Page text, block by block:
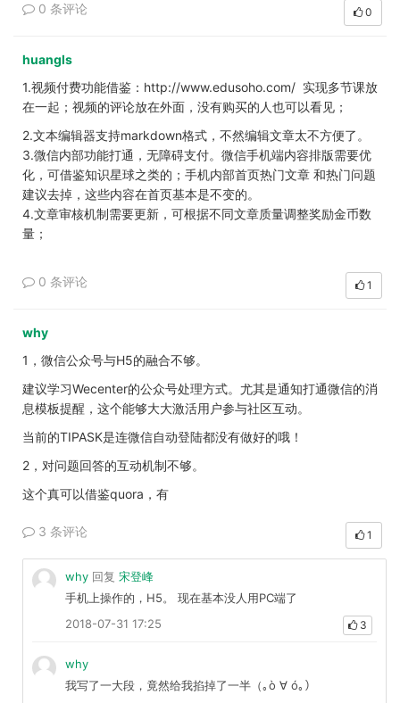
0 条评论 0
huangls
1.视频付费功能借鉴：http://www.edusoho.com/ 实现多节课放
在一起；视频的评论放在外面，没有购买的人也可以看见；
2.文本编辑器支持markdown格式，不然编辑文章太不方便了。
3.微信内部功能打通，无障碍支付。微信手机端内容排版需要优
化，可借鉴知识星球之类的；手机内部首页热门文章 和热门问题
建议去掉，这些内容在首页基本是不变的。
4.文章审核机制需要更新，可根据不同文章质量调整奖励金币数
量；
0 条评论 1
why
1，微信公众号与H5的融合不够。
建议学习Wecenter的公众号处理方式。尤其是通知打通微信的消
息模板提醒，这个能够大大激活用户参与社区互动。
当前的TIPASK是连微信自动登陆都没有做好的哦！
2，对问题回答的互动机制不够。
这个真可以借鉴quora，有
3 条评论 1
why 回复 宋登峰
手机上操作的，H5。 现在基本没人用PC端了
2018-07-31 17:25
3
why
我写了一大段，竟然给我掐掉了一半（｡ò ∀ ó｡）